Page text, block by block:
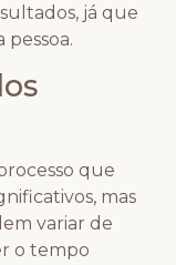
já que
pessoa.
que
mas
variar de
o tempo